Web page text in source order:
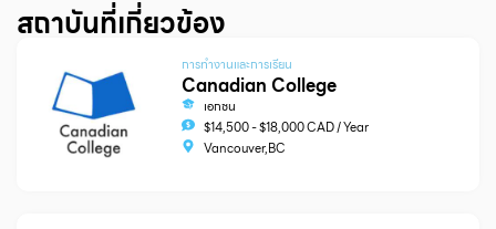
สถาบันที่เกี่ยวข้อง
การทำงานและการเรียน
Canadian College
เอกชน
$14,500 - $18,000 CAD / Year
Vancouver,BC